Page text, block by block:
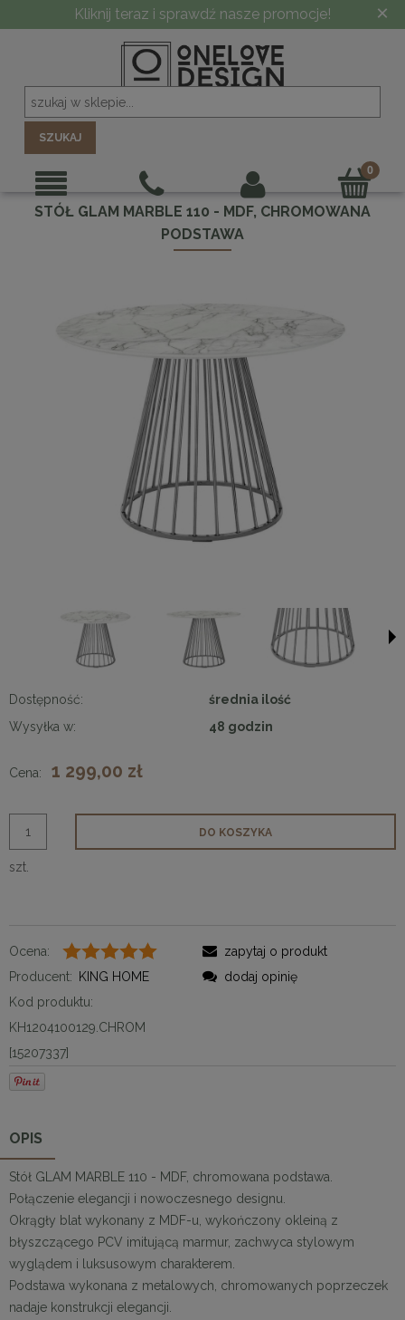
Kliknij teraz i sprawdź nasze promocje! ×
SZUKAJ
STÓŁ GLAM MARBLE 110 - MDF, CHROMOWANA
PODSTAWA
Dostępność:
średnia ilość
Wysyłka w:
48 godzin
Cena: 1 299,00 zł
szt.
DO KOSZYKA
Ocena:
Producent:
KING HOME
Kod produktu:
KH1204100129.CHROM
[15207337]
zapytaj o produkt
dodaj opinię
OPIS
Stół GLAM MARBLE 110 - MDF, chromowana podstawa.
Połączenie elegancji i nowoczesnego designu.
Okrągły blat wykonany z MDF-u, wykończony okleiną z
błyszczącego PCV imitującą marmur, zachwyca stylowym
wyglądem i luksusowym charakterem.
Podstawa wykonana z metalowych, chromowanych poprzeczek
nadaje konstrukcji elegancji.